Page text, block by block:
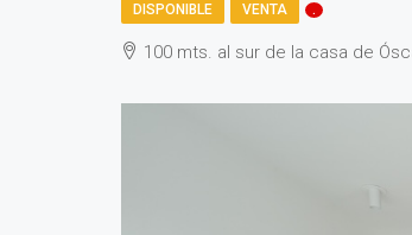
DISPONIBLE VENTA .
100 mts. al sur de la casa de